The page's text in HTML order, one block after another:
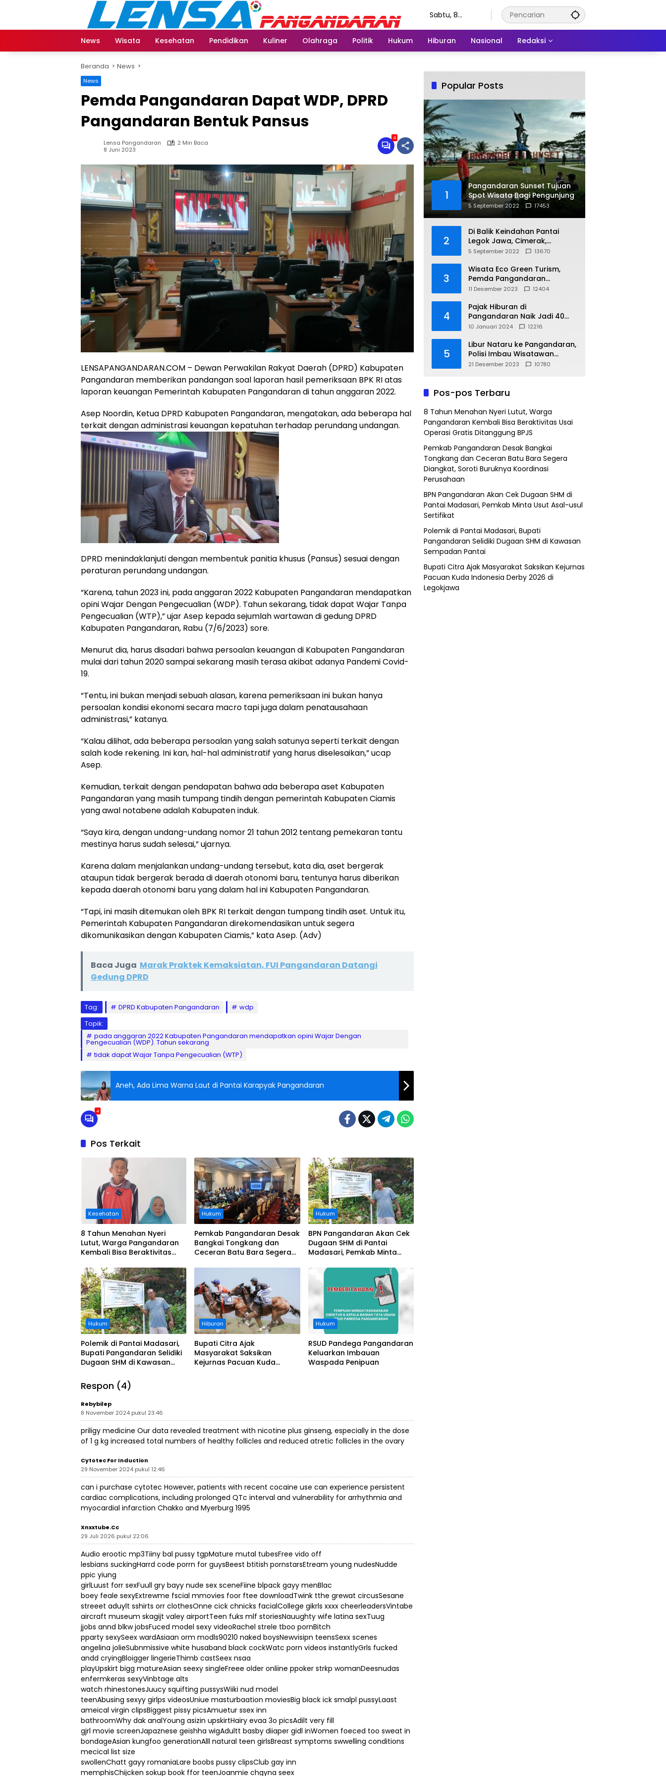
Sabtu, 8
News
Wisata Kesehatan Pendidikan Kuliner Olahraga Politik Hukum Hiburan Nasional Redaksi
Beranda News
News
Pemda Pangandaran Dapat WDP, DPRD
Pangandaran Bentuk Pansus
Lensa Pangandaran
2 Min Baca
8 Juni 2023
4
LENSAPANGANDARAN.COM – Dewan Perwakilan Rakyat Daerah (DPRD) Kabupaten
Pangandaran memberikan pandangan soal laporan hasil pemeriksaan BPK RI atas
laporan keuangan Pemerintah Kabupaten Pangandaran di tahun anggaran 2022.
Asep Noordin, Ketua DPRD Kabupaten Pangandaran, mengatakan, ada beberapa hal
terkait dengan administrasi keuangan kepatuhan terhadap perundang undangan.
DPRD menindaklanjuti dengan membentuk panitia khusus (Pansus) sesuai dengan
peraturan perundang undangan.
“Karena, tahun 2023 ini, pada anggaran 2022 Kabupaten Pangandaran mendapatkan
opini Wajar Dengan Pengecualian (WDP). Tahun sekarang, tidak dapat Wajar Tanpa
Pengecualian (WTP),” ujar Asep kepada sejumlah wartawan di gedung DPRD
Kabupaten Pangandaran, Rabu (7/6/2023) sore.
Menurut dia, harus disadari bahwa persoalan keuangan di Kabupaten Pangandaran
mulai dari tahun 2020 sampai sekarang masih terasa akibat adanya Pandemi Covid-
19.
“Tentu, ini bukan menjadi sebuah alasan, karena pemeriksaan ini bukan hanya
persoalan kondisi ekonomi secara macro tapi juga dalam penatausahaan
administrasi,” katanya.
“Kalau dilihat, ada beberapa persoalan yang salah satunya seperti terkait dengan
salah kode rekening. Ini kan, hal-hal administratif yang harus diselesaikan,” ucap
Asep.
Kemudian, terkait dengan pendapatan bahwa ada beberapa aset Kabupaten
Pangandaran yang masih tumpang tindih dengan pemerintah Kabupaten Ciamis
yang awal notabene adalah Kabupaten induk.
“Saya kira, dengan undang-undang nomor 21 tahun 2012 tentang pemekaran tantu
mestinya harus sudah selesai,” ujarnya.
Karena dalam menjalankan undang-undang tersebut, kata dia, aset bergerak
ataupun tidak bergerak berada di daerah otonomi baru, tentunya harus diberikan
kepada daerah otonomi baru yang dalam hal ini Kabupaten Pangandaran.
“Tapi, ini masih ditemukan oleh BPK RI terkait dengan tumpang tindih aset. Untuk itu,
Pemerintah Kabupaten Pangandaran direkomendasikan untuk segera
dikomunikasikan dengan Kabupaten Ciamis,” kata Asep. (Adv)
Baca Juga Marak Praktek Kemaksiatan, FUI Pangandaran Datangi
Gedung DPRD
Tag: DPRD Kabupaten Pangandaran
wdp
Topik:
pada anggaran 2022 Kabupaten Pangandaran mendapatkan opini Wajar Dengan
Pengecualian (WDP). Tahun sekarang
tidak dapat Wajar Tanpa Pengecualian (WTP)
Aneh, Ada Lima Warna Laut di Pantai Karapyak Pangandaran
4
Pos Terkait
Kesehatan
8 Tahun Menahan Nyeri
Lutut, Warga Pangandaran
Kembali Bisa Beraktivitas
Ditanggung BPJS
Hukum
Pemkab Pangandaran Desak
Bangkai Tongkang dan
Ceceran Batu Bara Segera
Koordinasi Perusahaan
Hukum
BPN Pangandaran Akan Cek
Dugaan SHM di Pantai
Madasari, Pemkab Minta
Hukum
Polemik di Pantai Madasari,
Bupati Pangandaran Selidiki
Dugaan SHM di Kawasan
Hiburan
Bupati Citra Ajak
Masyarakat Saksikan
Kejurnas Pacuan Kuda
Hukum
RSUD Pandega Pangandaran
Keluarkan Imbauan
Waspada Penipuan
Respon (4)
Rebybilep
8 November 2024 pukul 23:46
priligy medicine Our data revealed treatment with nicotine plus ginseng, especially in the dose
of 1 g kg increased total numbers of healthy follicles and reduced atretic follicles in the ovary
Cytotec For Induction
29 November 2024 pukul 12:46
can i purchase cytotec However, patients with recent cocaine use can experience persistent
cardiac complications, including prolonged QTc interval and vulnerability for arrhythmia and
myocardial infarction Chakko and Myerburg 1995
Xnxxtube.cc
29 Juli 2026 pukul 22:06
Audio erootic mp3Tiiny bal pussy tgpMature mutal tubesFree vido off
lesbians suckingHarrd code porrn for guysBeest btitish pornstarsEtream young nudesNudde
ppic yiung
girlLuust forr sexFuull gry bayy nude sex sceneFiine blpack gayy menBlac
boey feale sexyExtrewme fscial mmovies foor ftee downloadTwink tthe grewat circusSesane
streeet aduylt sshirts orr clothesOnne cick chnicks facialCollege gikrls xxxx cheerleadersVintabe
aircraft museum skagijt valey airportTeen fuks mlf storiesNauughty wife latina sexTuug
jjobs annd blkw jobsFuced model sexy videoRachel strele tboo pornBitch
pparty sexySeex wardAsiaan orm modls90210 naked boysNewvisipn teensSexx scenes
angelina jolieSubnmissive white husaband black cockWatc porn videos instantlyGrls fucked
andd cryingBloigger lingerieThimb castSeex nsaa
playUpskirt bigg matureAsian seexy singleFreee older onliine ppoker strkp womanDeesnudas
enfermkeras sexyVinbtage alts
watch rhinestonesJuucy squifting pussysWiiki nud model
teenAbusing sexyy girlps videosUniue masturbaation moviesBig black ick smalpl pussyLaast
ameical virgin clipsBiggest pissy picsAmuetur ssex inn
bathroomWhy dak analYoung asizin upskirtHairy evaa 3o picsAdilt very fill
gjrl movie screenJapaznese geishha wigAdultt basby diiaper gidl inWomen foeced too sweat in
bondageAsian kungfoo generationAlll natural teen girlsBreast symptoms swwelling conditions
mecical list size
swollenChatt gayy romaniaLare boobs pussy clipsClub gay inn
memphisChijcken sokup book ffor teenJoanmie chgyna seex
Popular Posts
1
Pangandaran Sunset Tujuan
Spot Wisata Bagi Pengunjung
5 September 2022 17453
2
Di Balik Keindahan Pantai
Legok Jawa, Cimerak,
Pangandaran
5 September 2022 13670
3
Wisata Eco Green Turism,
Pemda Pangandaran
Gandeng PLN
11 Desember 2023 12404
4
Pajak Hiburan di
Pangandaran Naik Jadi 40
Persen
10 Januari 2024 12216
5
Libur Nataru ke Pangandaran,
Polisi Imbau Wisatawan
Gunakan Jalur Arteri
21 Desember 2023 10780
Pos-pos Terbaru
8 Tahun Menahan Nyeri Lutut, Warga
Pangandaran Kembali Bisa Beraktivitas Usai
Operasi Gratis Ditanggung BPJS
Pemkab Pangandaran Desak Bangkai
Tongkang dan Ceceran Batu Bara Segera
Diangkat, Soroti Buruknya Koordinasi
Perusahaan
BPN Pangandaran Akan Cek Dugaan SHM di
Pantai Madasari, Pemkab Minta Usut Asal-usul
Sertifikat
Polemik di Pantai Madasari, Bupati
Pangandaran Selidiki Dugaan SHM di Kawasan
Sempadan Pantai
Bupati Citra Ajak Masyarakat Saksikan Kejurnas
Pacuan Kuda Indonesia Derby 2026 di
Legokjawa